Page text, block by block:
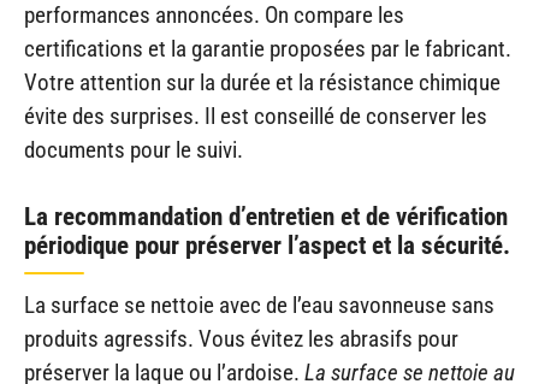
performances annoncées. On compare les
certifications et la garantie proposées par le fabricant.
Votre attention sur la durée et la résistance chimique
évite des surprises. Il est conseillé de conserver les
documents pour le suivi.
La recommandation d’entretien et de vérification
périodique pour préserver l’aspect et la sécurité.
La surface se nettoie avec de l’eau savonneuse sans
produits agressifs. Vous évitez les abrasifs pour
préserver la laque ou l’ardoise. La surface se nettoie au